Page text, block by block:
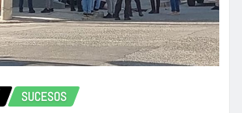
SUCESOS